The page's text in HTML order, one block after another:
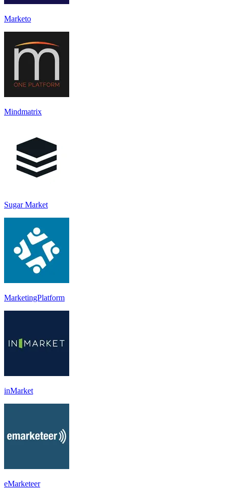
Marketo
Mindmatrix
Sugar Market
MarketingPlatform
inMarket
eMarketeer